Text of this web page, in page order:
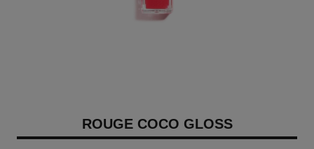
ROUGE COCO GLOSS